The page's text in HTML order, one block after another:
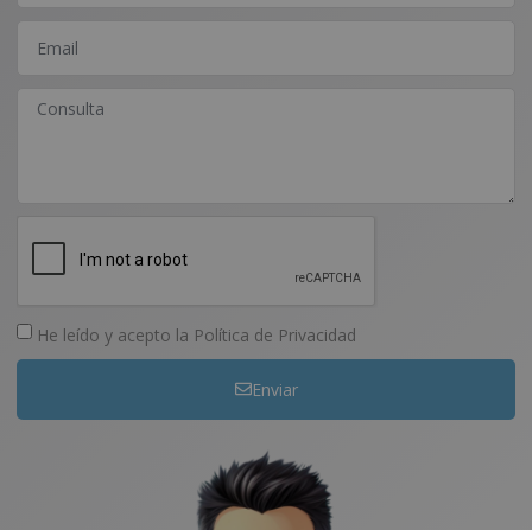
He leído y acepto la Política de Privacidad
Enviar